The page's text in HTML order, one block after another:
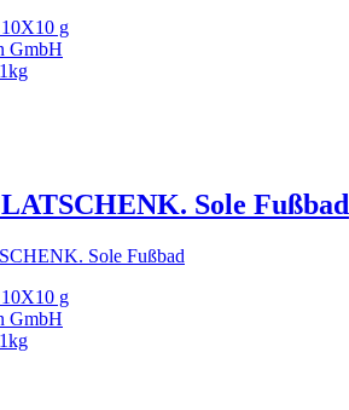
g
GmbH
Sole Fußbad
g
GmbH